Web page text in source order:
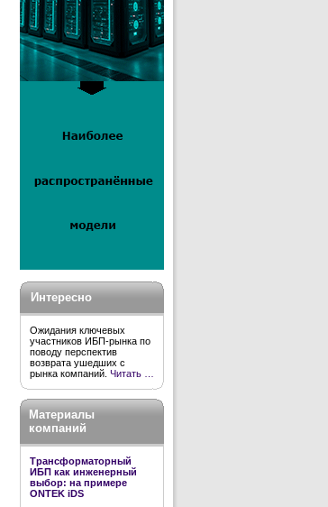
Интересно
Ожидания ключевых
участников ИБП-рынка по
поводу перспектив
возврата ушедших с
рынка компаний. Читать …
Материалы
компаний
Трансформаторный
ИБП как инженерный
выбор: на примере
ONTEK iDS